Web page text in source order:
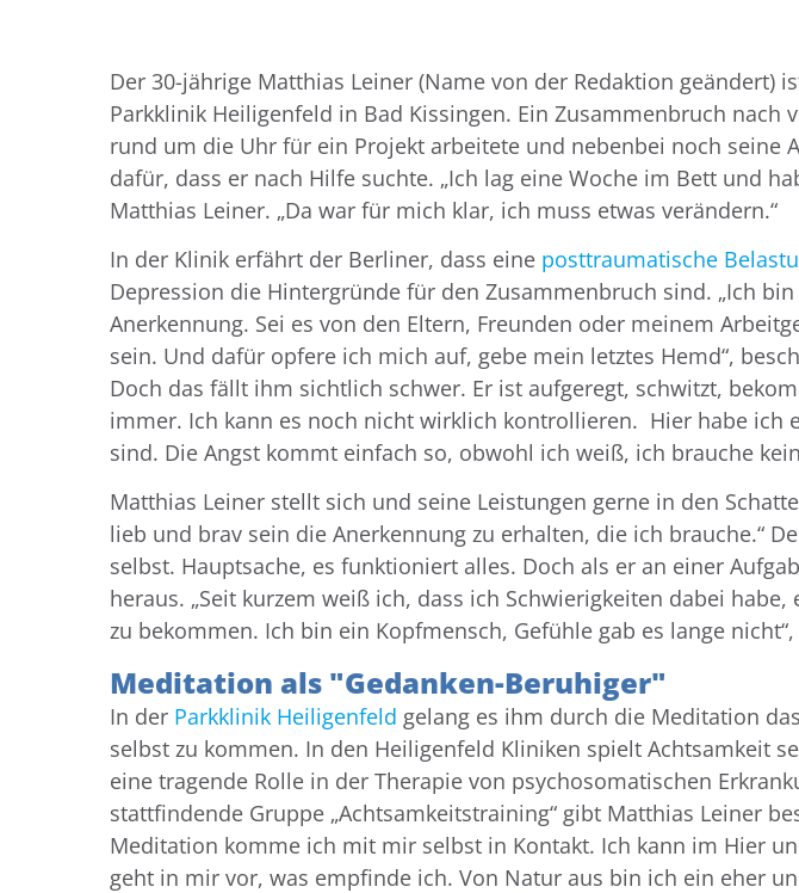
Der 30-jährige Matthias Leiner (Name von der Redaktion geändert)
Parkklinik Heiligenfeld in Bad Kissingen. Ein Zusammenbruch nach
rund um die Uhr für ein Projekt arbeitete und nebenbei noch seine
dafür, dass er nach Hilfe suchte. „Ich lag eine Woche im Bett und
Matthias Leiner. „Da war für mich klar, ich muss etwas verändern.“
In der Klinik erfährt der Berliner, dass eine posttraumatische
Depression die Hintergründe für den Zusammenbruch sind. „Ich
Anerkennung. Sei es von den Eltern, Freunden oder meinem
sein. Und dafür opfere ich mich auf, gebe mein letztes Hemd“,
Doch das fällt ihm sichtlich schwer. Er ist aufgeregt, schwitzt,
immer. Ich kann es noch nicht wirklich kontrollieren. Hier habe ich
sind. Die Angst kommt einfach so, obwohl ich weiß, ich brauche
Matthias Leiner stellt sich und seine Leistungen gerne in den
lieb und brav sein die Anerkennung zu erhalten, die ich brauche.“
selbst. Hauptsache, es funktioniert alles. Doch als er an einer
heraus. „Seit kurzem weiß ich, dass ich Schwierigkeiten dabei
zu bekommen. Ich bin ein Kopfmensch, Gefühle gab es lange
Meditation als "Gedanken-Beruhiger"
In der Parkklinik Heiligenfeld gelang es ihm durch die Meditation
selbst zu kommen. In den Heiligenfeld Kliniken spielt Achtsamkeit
eine tragende Rolle in der Therapie von psychosomatischen
stattfindende Gruppe „Achtsamkeitstraining“ gibt Matthias Leiner
Meditation komme ich mit mir selbst in Kontakt. Ich kann im Hier
geht in mir vor, was empfinde ich. Von Natur aus bin ich ein eher